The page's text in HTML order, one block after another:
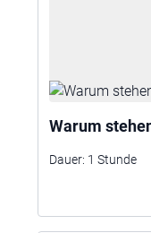
Warum
Dauer: 1 Stunde